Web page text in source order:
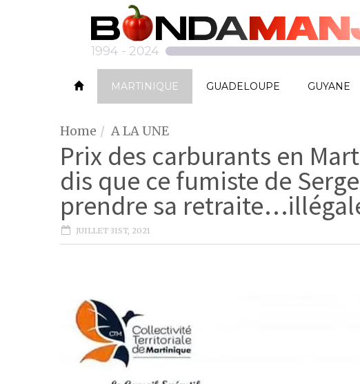
MARTINIQUE GUADELOUPE GUYANE
Home A LA UNE
Prix des carburants en
dis que ce fumiste de
prendre sa
JUILLET 31ST, 2021